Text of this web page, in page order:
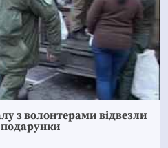
з волонтерами відвезли
подарунки